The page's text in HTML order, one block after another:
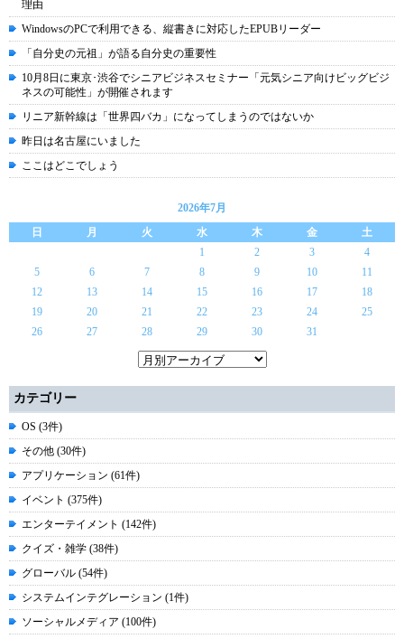
理由
WindowsのPCで利用できる、縦書きに対応したEPUBリーダー
「自分史の元祖」が語る自分史の重要性
10月8日に東京･渋谷でシニアビジネスセミナー「元気シニア向けビッグビジ
ネスの可能性」が開催されます
リニア新幹線は「世界四バカ」になってしまうのではないか
昨日は名古屋にいました
ここはどこでしょう
2026年7月
日
月 火 水 木 金
土
1
2 3
4
5
6 7 8 9 10
11
12
13 14 15 16 17
18
19
20 21 22 23 24
25
26
27 28 29 30 31
カテゴリー
OS (3件)
その他 (30件)
アプリケーション (61件)
イベント (375件)
エンターテイメント (142件)
クイズ・雑学 (38件)
グローバル (54件)
システムインテグレーション (1件)
ソーシャルメディア (100件)